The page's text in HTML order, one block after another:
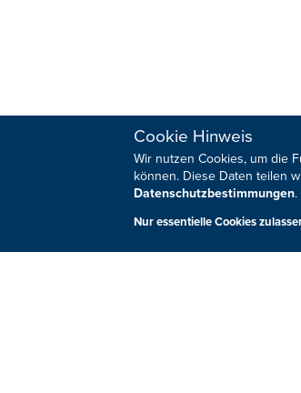
Cookie Hinweis
Wir nutzen Cookies, um die
können. Diese Daten teilen
Datenschutzbestimmungen.
Nur essentielle Cookies